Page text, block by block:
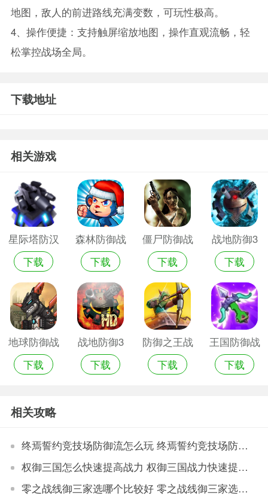
地图，敌人的前进路线充满变数，可玩性极高。
4、操作便捷：支持触屏缩放地图，操作直观流畅，轻
松掌控战场全局。
下载地址
相关游戏
星际塔防汉
化版破解版
下载
森林防御战
内购破解版
下载
僵尸防御战
2修改版
下载
战地防御3
免费破解版
下载
地球防御战
手游官网版
下载
战地防御3
手机游戏
下载
防御之王战
争前线手机
下载
王国防御战
争前线手机
下载
相关攻略
终焉誓约竞技场防御流怎么玩 终焉誓约竞技场防御流玩法攻略
权御三国怎么快速提高战力 权御三国战力快速提升方法攻略
零之战线御三家选哪个比较好 零之战线御三家选择推荐